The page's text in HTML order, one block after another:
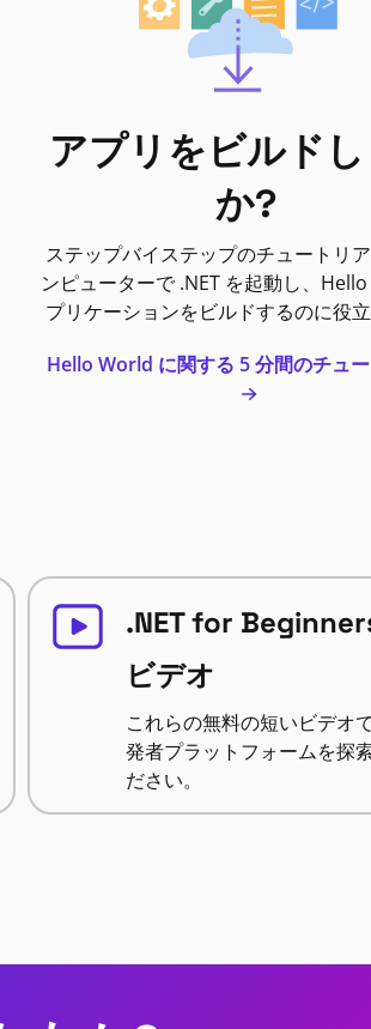
アプリをビルド
か?
ステップバイステップのチュートリ
ンピューターで .NET を起動し、
プリケーションをビルドするのに役立
Hello World に関する 5 分間のチュ
.NET for
ビデオ
これらの無料の短いビデオ
発者プラットフォームを探
ださい。